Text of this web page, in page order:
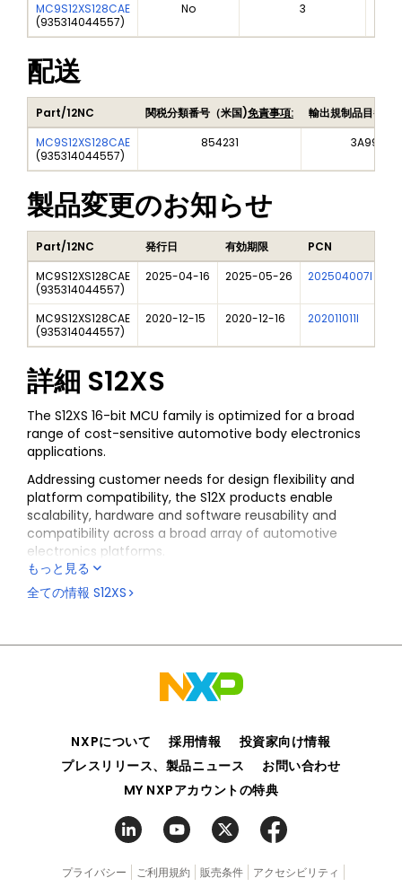
MC9S12XS128CAE
(935314044557)
No 3
配送
Part/12NC 関税分類番号（米国)免責事項:
輸出規制品目番号
MC9S12XS128CAE
(935314044557)
854231 3A991A2
製品変更のお知らせ
Part/12NC 発行日 有効期限 PCN
MC9S12XS128CAE
(935314044557)
2025-04-16 2025-05-26 202504007I
MC9S12XS128CAE
(935314044557)
2020-12-15 2020-12-16 202011011I
詳細 S12XS
The S12XS 16-bit MCU family is optimized for a broad
range of cost-sensitive automotive body electronics
applications.
Addressing customer needs for design flexibility and
platform compatibility, the S12X products enable
scalability, hardware and software reusability and
compatibility across a broad array of automotive
electronics platforms.
The S12XS automotive MCU family allows you to quickly
react to market opportunities while reducing the cost
space-constrained applications, such as small
actuators, sensor modules and column-integrated
もっと見る
全ての情報 S12XS
NXPについて 採用情報
投資家向け情報
プレスリリース、製品ニュース
お問い合わせ
MY NXPアカウントの特典
プライバシー ご利用規約 販売条件
アクセシビリティ